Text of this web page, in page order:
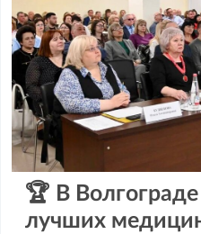
🏆 В
лучших